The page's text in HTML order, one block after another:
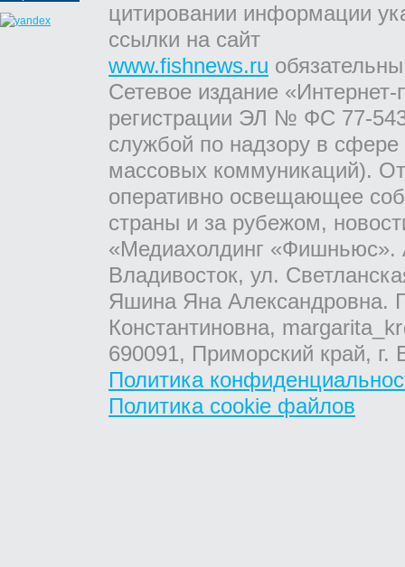
цитировании информации
ссылки на сайт
www.fishnews.ru
Сетевое издание
регистрации ЭЛ № ФС 77-
службой по надзору в
массовых коммуникаций).
оперативно освещающее
страны и за рубежом,
«Медиахолдинг «Фишньюс».
Владивосток, ул.
Яшина Яна Александровна.
Константиновна,
690091, Приморский край,
Политика
Политика cookie файлов